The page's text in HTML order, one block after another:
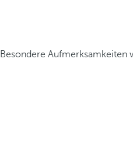
Besondere Aufmerksamkeiten